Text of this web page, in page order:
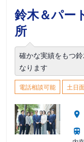
鈴木＆パー
所
確かな実績をもつ
なります
電話相談可能 土日